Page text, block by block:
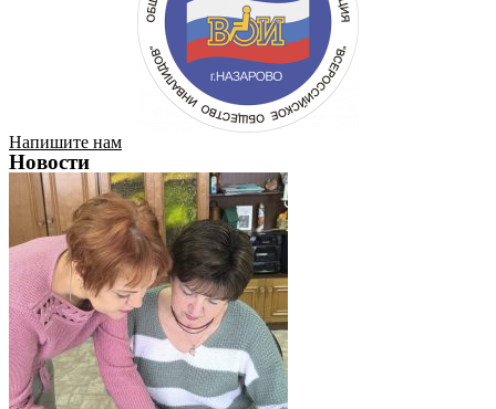
Напишите нам
Новости